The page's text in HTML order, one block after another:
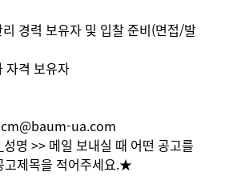
경력 보유자 및 입찰 준비(면접/발
자격 보유자
ua.com
명 >> 메일 보내실 때 어떤 공고를
고제목을 적어주세요.★